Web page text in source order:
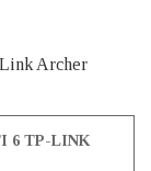
Link Archer
6 TP-LINK